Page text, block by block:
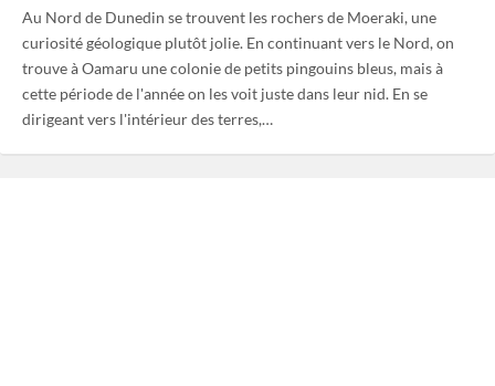
Au Nord de Dunedin se trouvent les rochers de Moeraki, une
curiosité géologique plutôt jolie. En continuant vers le Nord, on
trouve à Oamaru une colonie de petits pingouins bleus, mais à
cette période de l'année on les voit juste dans leur nid. En se
dirigeant vers l'intérieur des terres,…